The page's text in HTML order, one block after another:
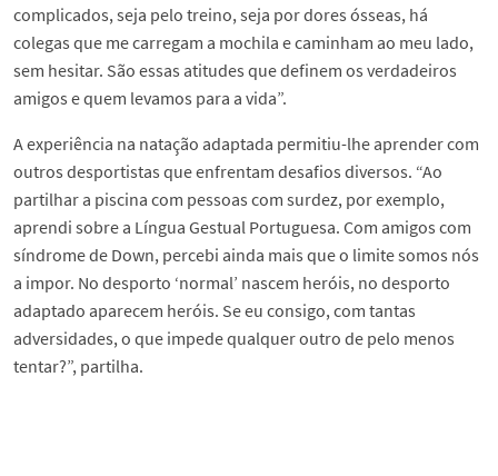
complicados, seja pelo treino, seja por dores ósseas, há
colegas que me carregam a mochila e caminham ao meu lado,
sem hesitar. São essas atitudes que definem os verdadeiros
amigos e quem levamos para a vida”.
A experiência na natação adaptada permitiu-lhe aprender com
outros desportistas que enfrentam desafios diversos. “Ao
partilhar a piscina com pessoas com surdez, por exemplo,
aprendi sobre a Língua Gestual Portuguesa. Com amigos com
síndrome de Down, percebi ainda mais que o limite somos nós
a impor. No desporto ‘normal’ nascem heróis, no desporto
adaptado aparecem heróis. Se eu consigo, com tantas
adversidades, o que impede qualquer outro de pelo menos
tentar?”, partilha.